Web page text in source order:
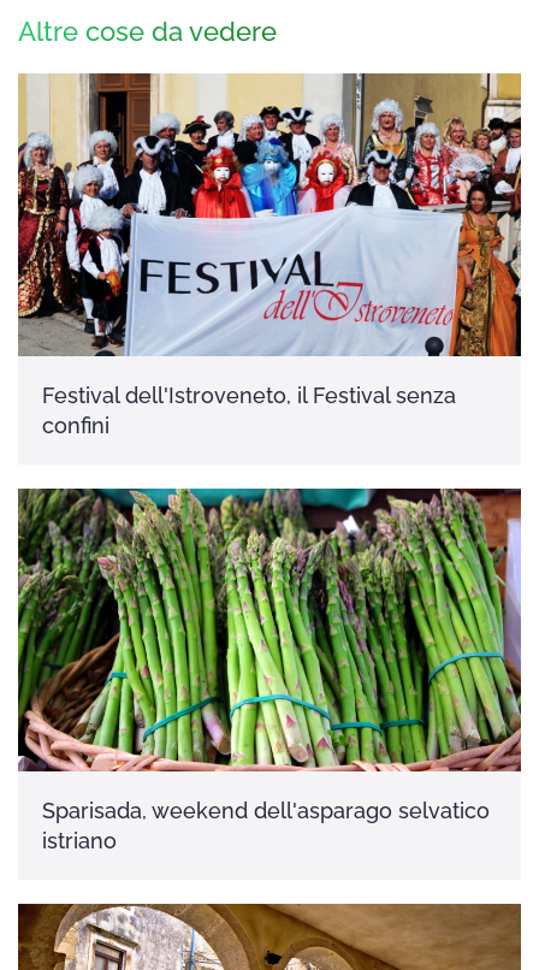
Altre cose da vedere
Festival dell'Istroveneto, il Festival senza
confini
Sparisada, weekend dell'asparago selvatico
istriano